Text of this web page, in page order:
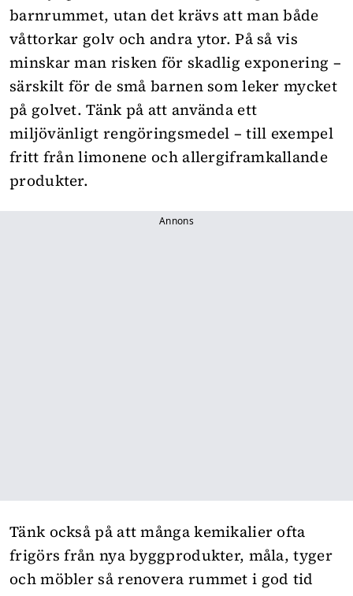
barnrummet, utan det krävs att man både
våttorkar golv och andra ytor. På så vis
minskar man risken för skadlig exponering –
särskilt för de små barnen som leker mycket
på golvet. Tänk på att använda ett
miljövänligt rengöringsmedel – till exempel
fritt frånlimonene och allergiframkallande
produkter.
Annons
Tänk också på att många kemikalier ofta
frigörs från nya byggprodukter, måla, tyger
och möbler så renovera rummet i god tid